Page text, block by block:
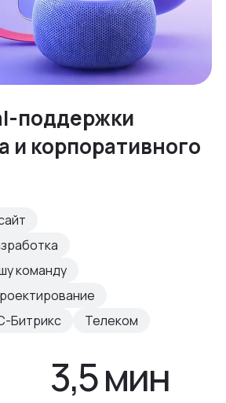
поддержки
и корпоративного
команду
Битрикс
Телеком
3,5 мин